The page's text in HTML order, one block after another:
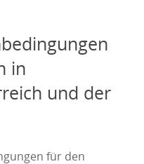
in
und der
für den